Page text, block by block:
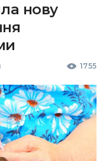
нову
1755